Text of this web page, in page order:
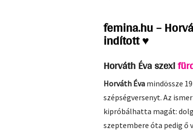
femina.hu –
indított ♥
Horváth Éva szexi
Horváth Éva mindössze
szépségversenyt. Az
kipróbálhatta magát:
szeptembere óta pedig ő